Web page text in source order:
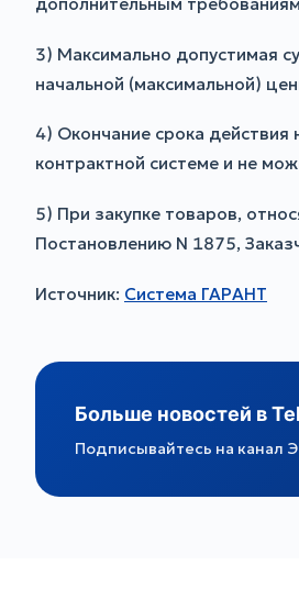
3) Максимально допустимая
начальной (максимальной)
4) Окончание срока
контрактной системе и не
5) При закупке товаров,
Постановлению N 1875,
Источник: Система ГАРАНТ
Больше новостей в
Подписывайтесь на канал